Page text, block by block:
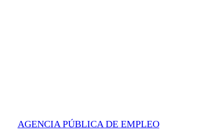
AGENCIA PÚBLICA DE EMPLEO